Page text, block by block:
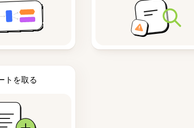
トを取る